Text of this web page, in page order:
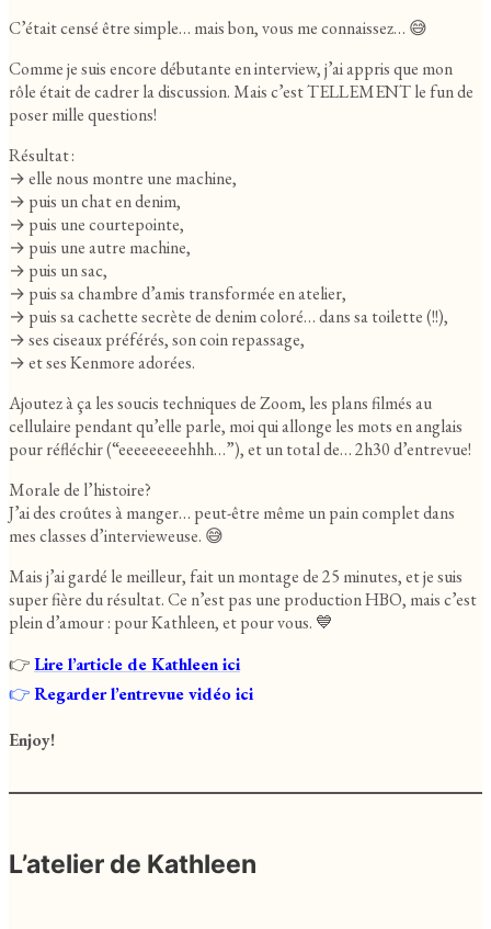
C’était censé être simple… mais bon, vous me connaissez… 😅
Comme je suis encore débutante en interview, j’ai appris que mon
rôle était de cadrer la discussion. Mais c’est TELLEMENT le fun de
poser mille questions!
Résultat :
→ elle nous montre une machine,
→ puis un chat en denim,
→ puis une courtepointe,
→ puis une autre machine,
→ puis un sac,
→ puis sa chambre d’amis transformée en atelier,
→ puis sa cachette secrète de denim coloré… dans sa toilette (!!),
→ ses ciseaux préférés, son coin repassage,
→ et ses Kenmore adorées.
Ajoutez à ça les soucis techniques de Zoom, les plans filmés au
cellulaire pendant qu’elle parle, moi qui allonge les mots en anglais
pour réfléchir (“eeeeeeeeehhh…”), et un total de… 2h30 d’entrevue!
Morale de l’histoire?
J’ai des croûtes à manger… peut-être même un pain complet dans
mes classes d’intervieweuse. 😅
Mais j’ai gardé le meilleur, fait un montage de 25 minutes, et je suis
super fière du résultat. Ce n’est pas une production HBO, mais c’est
plein d’amour : pour Kathleen, et pour vous. 💙
👉Lire l’article de Kathleen ici
👉Regarder l’entrevue vidéo ici
Enjoy!
L’atelier de Kathleen